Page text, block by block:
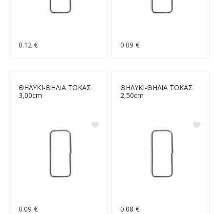
0.12 € 0.09 €
ΘΗΛΥΚΙ-ΘΗΛΙΑ ΤΟΚΑΣ
3,00cm
0.09 €
ΘΗΛΥΚΙ-ΘΗΛΙΑ ΤΟΚΑΣ
2,50cm
0.08 €